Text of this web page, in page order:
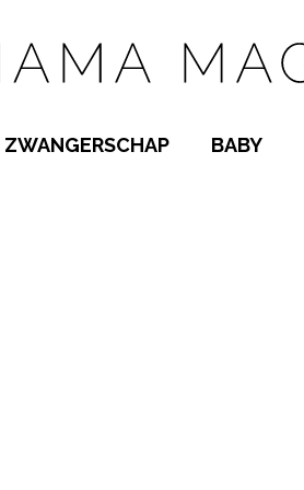
ZWANGERSCHAP BABY